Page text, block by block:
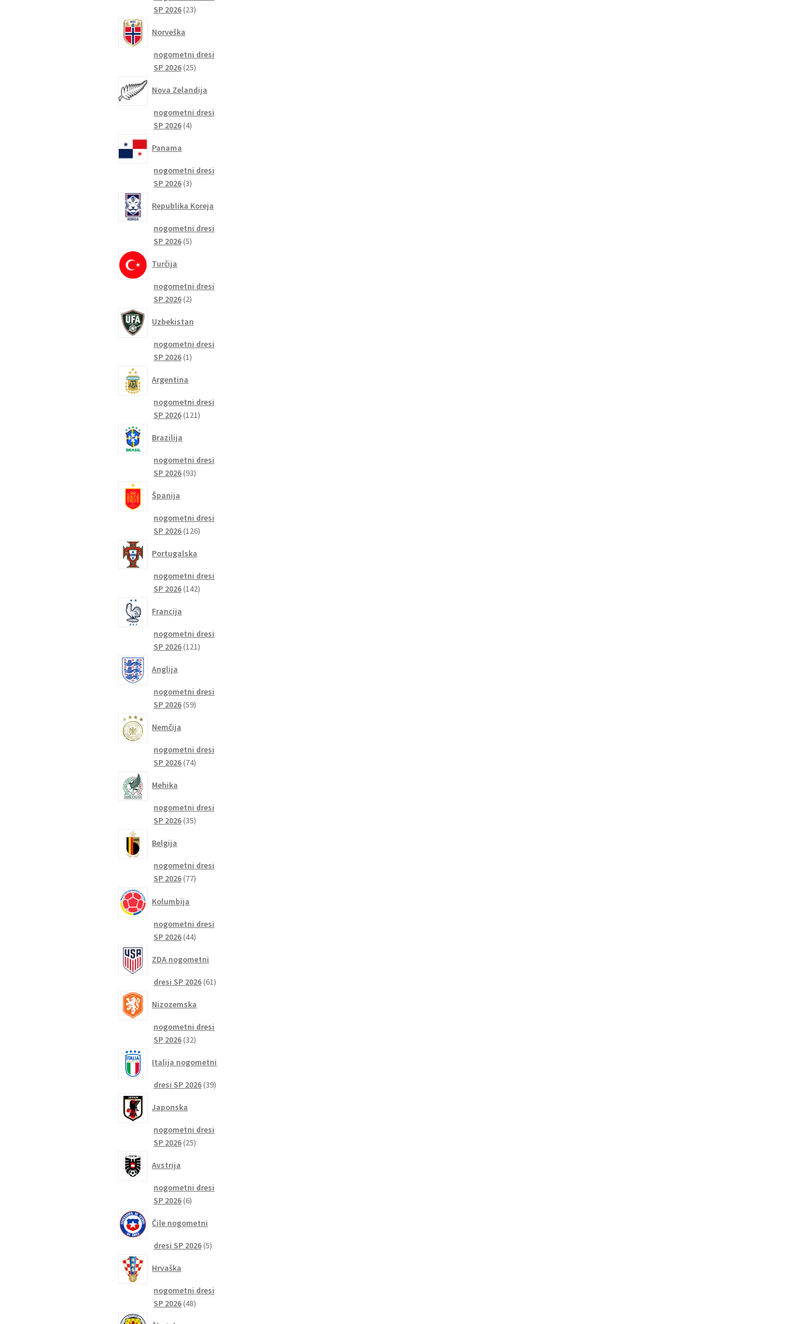
SP 2026 2323
Norveška
nogometni dresi
SP 2026 2525
Nova Zelandija
nogometni dresi
SP 2026 44
Panama
nogometni dresi
SP 2026 33
Republika Koreja
nogometni dresi
SP 2026 55
Turčija
nogometni dresi
SP 2026 22
Uzbekistan
nogometni dresi
SP 2026 11
Argentina
nogometni dresi
SP 2026 121121
Brazilija
nogometni dresi
SP 2026 9393
Španija
nogometni dresi
SP 2026 126126
Portugalska
nogometni dresi
SP 2026 142142
Francija
nogometni dresi
SP 2026 121121
Anglija
nogometni dresi
SP 2026 5959
Nemčija
nogometni dresi
SP 2026 7474
Mehika
nogometni dresi
SP 2026 3535
Belgija
nogometni dresi
SP 2026 7777
Kolumbija
nogometni dresi
SP 2026 4444
ZDA nogometni
dresi SP 2026 6161
Nizozemska
nogometni dresi
SP 2026 3232
Italija nogometni
dresi SP 2026 3939
Japonska
nogometni dresi
SP 2026 2525
Avstrija
nogometni dresi
SP 2026 66
Čile nogometni
dresi SP 2026 55
Hrvaška
nogometni dresi
SP 2026 4848